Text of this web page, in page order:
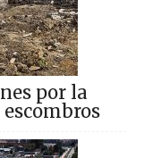
por la